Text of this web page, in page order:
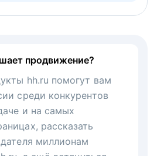
продвижение?
hh.ru помогут вам
среди конкурентов
и на самых
рассказать
миллионам